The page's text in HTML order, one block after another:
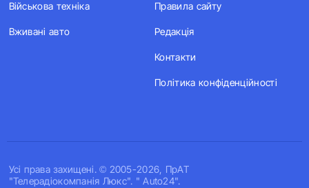
Усi права захищенi. © 2005-2026, ПрАТ
"Телерадіокомпанія Люкс". " Auto24".
Військова техніка
Вживані авто
Правила сайту
Редакція
Контакти
Політика конфіденційності